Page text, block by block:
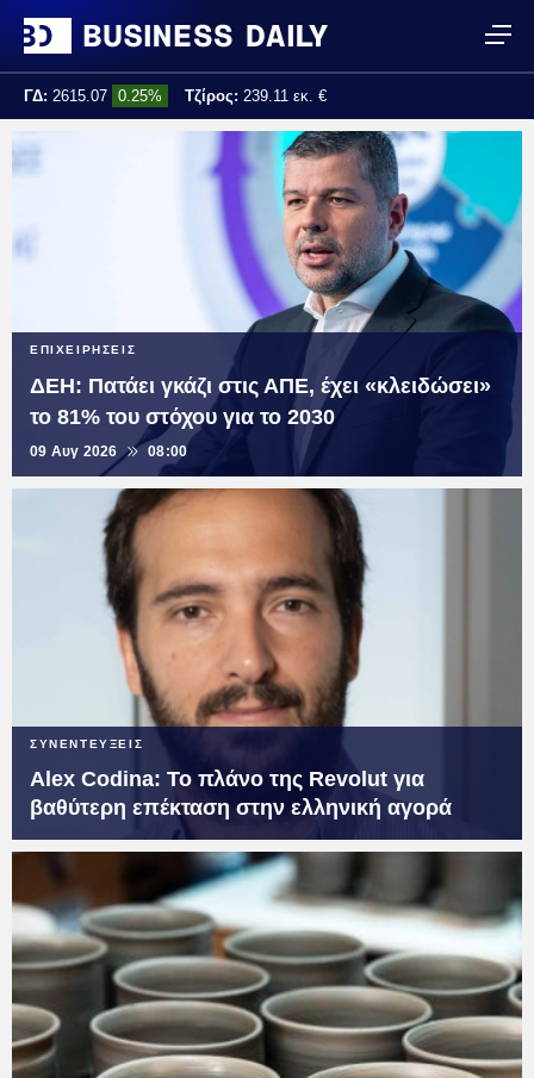
ΓΔ: 2615.07 0.25% Τζίρος: 239.11 εκ. €
Τελ. ενημέρωση:
ΕΠΙΧΕΙΡΗΣΕΙΣ
ΔΕΗ: Πατάει γκάζι στις ΑΠΕ, έχει «κλειδώσει»
το 81% του στόχου για το 2030
09 Αυγ 2026 08:00
ΣΥΝΕΝΤΕΥΞΕΙΣ
Alex Codina: Το πλάνο της Revolut για
βαθύτερη επέκταση στην ελληνική αγορά